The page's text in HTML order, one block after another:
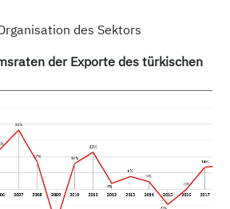
des Sektors
der Exporte des türkischen